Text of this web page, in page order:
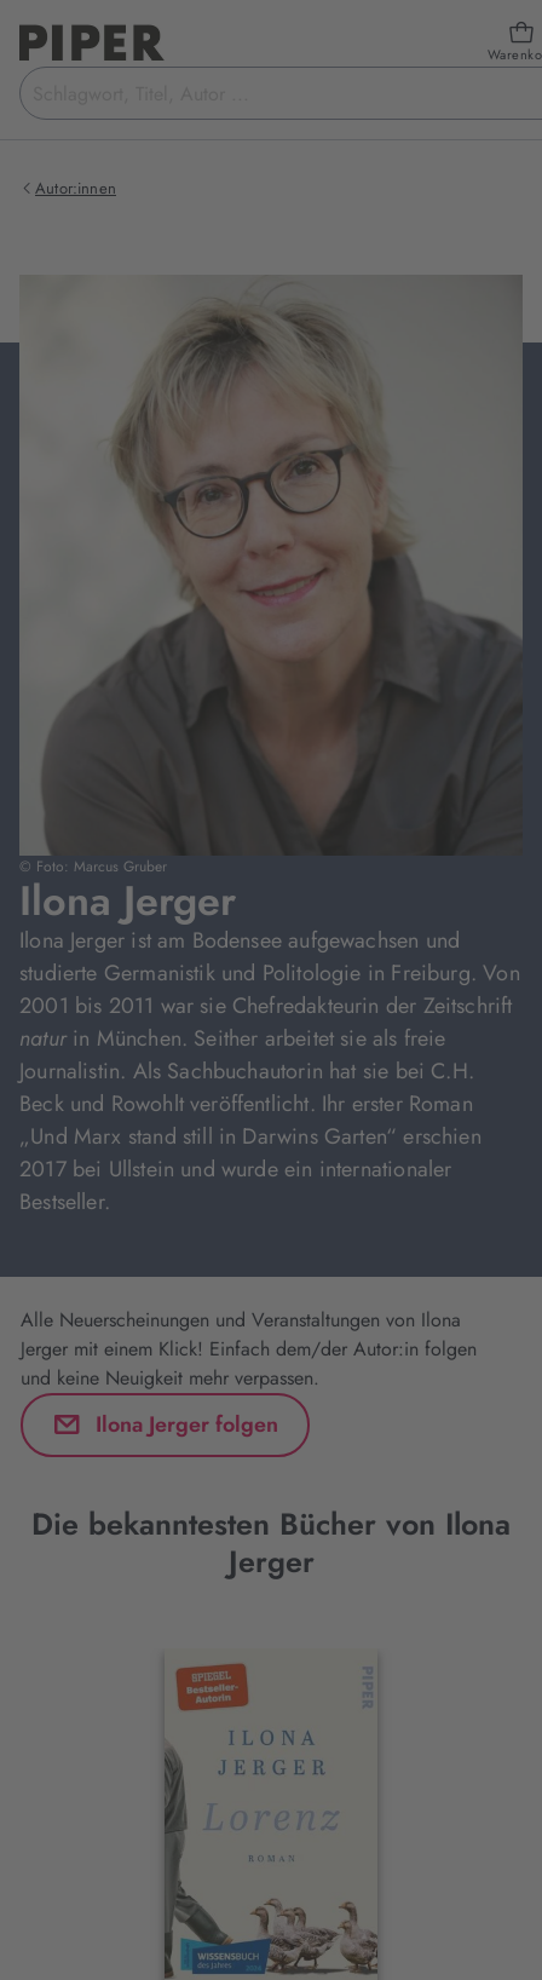
Suchbegriff
eingeben
Autor:innen
© Foto: Marcus Gruber
Ilona Jerger
Ilona Jerger ist am Bodensee aufgewachsen und
studierte Germanistik und Politologie in Freiburg. Von
2001 bis 2011 war sie Chefredakteurin der Zeitschrift
naturin München. Seither arbeitet sie als freie
Journalistin. Als Sachbuchautorin hat sie bei C.H.
Beck und Rowohlt veröffentlicht. Ihr erster Roman
„Und Marx stand still in Darwins Garten“ erschien
2017 bei Ullstein und wurde ein internationaler
Bestseller.
Alle Neuerscheinungen und Veranstaltungen von Ilona
Jerger mit einem Klick! Einfach dem/der Autor:in folgen
und keine Neuigkeit mehr verpassen.
Ilona Jerger folgen
Die bekanntesten Bücher von Ilona
Jerger